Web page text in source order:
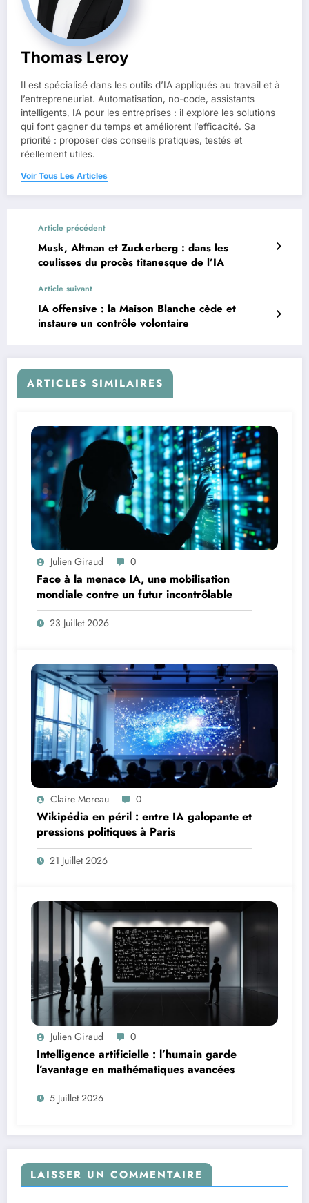
Thomas Leroy
Il est spécialisé dans les outils d’IA appliqués au travail et à
l’entrepreneuriat. Automatisation, no-code, assistants
intelligents, IA pour les entreprises : il explore les solutions
qui font gagner du temps et améliorent l’efficacité. Sa
priorité : proposer des conseils pratiques, testés et
réellement utiles.
Voir Tous Les Articles
Article précédent
Musk, Altman et Zuckerberg : dans les
coulisses du procès titanesque de l’IA
Article suivant
IA offensive : la Maison Blanche cède et
instaure un contrôle volontaire
ARTICLES SIMILAIRES
Julien Giraud 0
Face à la menace IA, une mobilisation
mondiale contre un futur incontrôlable
23 Juillet 2026
Claire Moreau 0
Wikipédia en péril : entre IA galopante et
pressions politiques à Paris
21 Juillet 2026
Julien Giraud 0
Intelligence artificielle : l’humain garde
l’avantage en mathématiques avancées
5 Juillet 2026
LAISSER UN COMMENTAIRE